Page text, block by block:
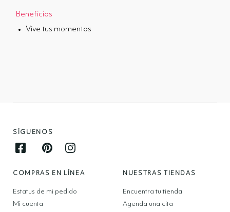
Beneficios
Vive tus momentos
SÍGUENOS
Facebook opens in new window
Pinterest opens in new window
Instagram opens in new window
COMPRAS EN LÍNEA
Estatus de mi pedido
Mi cuenta
NUESTRAS TIENDAS
Encuentra tu tienda
Agenda una cita